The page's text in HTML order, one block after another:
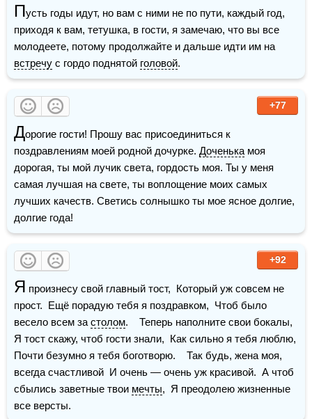
Пусть годы идут, но вам с ними не по пути, каждый год,
приходя к вам, тетушка, в гости, я замечаю, что вы все
встречу с гордо поднятой головой.
+77
Дорогие гости! Прошу вас присоединиться к
поздравлениям моей родной дочурке. Доченька моя
дорогая, ты мой лучик света, гордость моя. Ты у меня
самая лучшая на свете, ты воплощение моих самых
лучших качеств. Светись солнышко ты мое ясное долгие,
долгие года!
+92
Я произнесу свой главный тост,  Который уж совсем не
прост.  Ещё порадую тебя я поздравком,  Чтоб было
весело всем за столом.    Теперь наполните свои бокалы,
Я тост скажу, чтоб гости знали,  Как сильно я тебя люблю,
Почти безумно я тебя боготворю.    Так будь, жена моя,
всегда счастливой  И очень — очень уж красивой.  А чтоб
сбылись заветные твои мечты,  Я преодолею жизненные
все версты.